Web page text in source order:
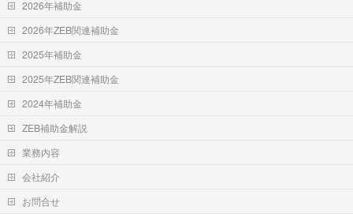
2026年補助金
2026年ZEB関連補助金
2025年補助金
2025年ZEB関連補助金
2024年補助金
ZEB補助金解説
業務内容
会社紹介
お問合せ